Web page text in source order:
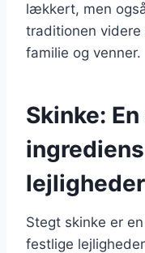
lækkert, men
traditionen videre
familie og venner.
Skinke:
lejligheder
Stegt skinke er
festlige